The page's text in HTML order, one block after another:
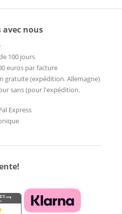
avec nous
100 jours
euros par facture
gratuite (expédition. Allemagne)
sans (pour l'expédition.
Express
.org